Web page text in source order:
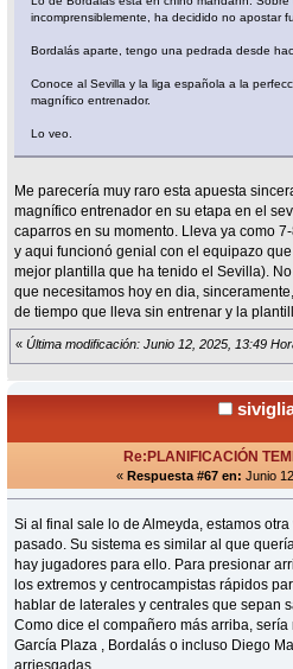
incomprensiblemente, ha decidido no apostar
Bordalás aparte, tengo una pedrada desde
Conoce al Sevilla y la liga española a la
magnífico entrenador.
Lo veo.
Me parecería muy raro esta apuesta
magnífico entrenador en su etapa en el
caparros en su momento. Lleva ya como
y aqui funcionó genial con el equipazo
mejor plantilla que ha tenido el Sevilla).
que necesitamos hoy en dia,
de tiempo que lleva sin entrenar y la
« Última modificación: Junio 12, 2025, 13:49
Re:PLANIFICACIÓN
« Respuesta #67 en: Junio
Si al final sale lo de Almeyda, estamos
pasado. Su sistema es similar al que
hay jugadores para ello. Para presionar
los extremos y centrocampistas rápidos
hablar de laterales y centrales que sepan
Como dice el compañero más arriba,
García Plaza , Bordalás o incluso Diego
arriesgadas.